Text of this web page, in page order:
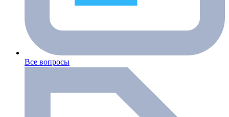
Все вопросы